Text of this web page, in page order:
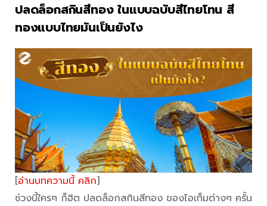
ปลดล็อกสกินสีทอง ในแบบฉบับสีไทยโทน สี
ทองแบบไทยมันเป็นยังไง
[อ่านบทความนี้ คลิก]
ช่วงนี้ใครๆ ก็ฮิต ปลดล็อกสกินสีทอง ของไอเท็มต่างๆ ครั้น